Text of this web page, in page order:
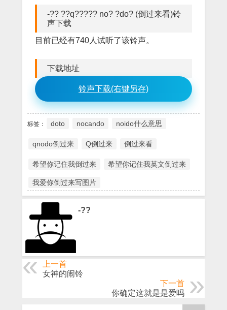
-?? ??q????? no? ?do? (倒过来看)铃
声下载
目前已经有740人试听了该铃声。
下载地址
铃声下载(右键另存)
标签： doto nocando noido什么意思
qnodo倒过来 Q倒过来 倒过来看
希望你记住我倒过来 希望你记住我英文倒过来
我爱你倒过来写图片
-??
上一首
女神的闹铃
下一首
你确定这就是是爱吗